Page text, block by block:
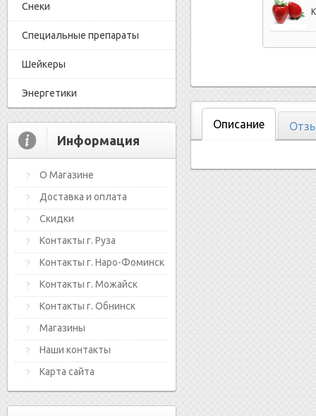
Снеки
Специальные препараты
Шейкеры
Энергетики
Информация
О Магазине
Доставка и оплата
Скидки
Контакты г. Руза
Контакты г. Наро-Фоминск
Контакты г. Можайск
Контакты г. Обнинск
Магазины
Наши контакты
Карта сайта
Описание